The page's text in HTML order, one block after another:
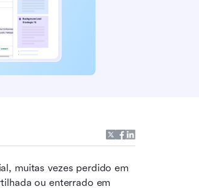
muitas vezes perdido em
ou enterrado em